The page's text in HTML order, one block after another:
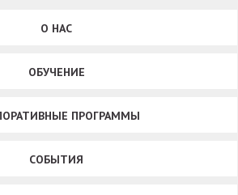
О НАС
ОБУЧЕНИЕ
ПРОГРАММЫ
СОБЫТИЯ